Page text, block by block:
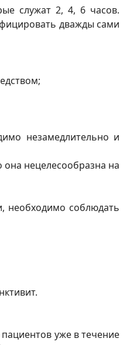
служат 2, 4, 6 часов.
дважды сами
незамедлительно и
нецелесообразна на
необходимо соблюдать
уже в течение